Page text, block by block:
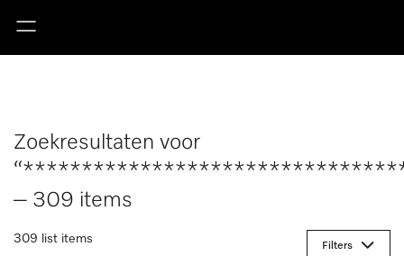
Zoekresultaten voor
– 309 items
309 list items
Filters